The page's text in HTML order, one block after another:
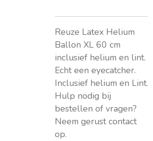
Reuze Latex Helium
Ballon XL 60 cm
inclusief helium en lint.
Echt een eyecatcher.
Inclusief helium en Lint.
Hulp nodig bij
bestellen of vragen?
Neem gerust contact
op.